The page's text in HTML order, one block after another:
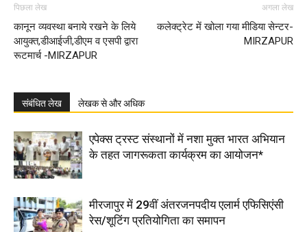
पिछला लेख
कानून व्यवस्था बनाये रखने के लिये
आयुक्त,डीआईजी,डीएम व एसपी द्वारा
रूटमार्च -MIRZAPUR
अगला लेख
कलेक्ट्रेट में खोला गया मीडिया सेन्टर-
MIRZAPUR
संबंधित लेख लेखक से और अधिक
एपेक्स ट्रस्ट संस्थानों में नशा मुक्त भारत अभियान
के तहत जागरूकता कार्यक्रम का आयोजन*
मीरजापुर में 29वीं अंतरजनपदीय एलार्म एफिसिएंसी
रेस/शूटिंग प्रतियोगिता का समापन